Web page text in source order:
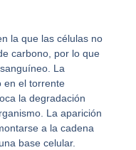
la que las células no
carbono, por lo que
La
en el torrente
la degradación
La aparición
a la cadena
base celular.